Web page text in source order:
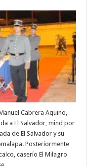
Cabrera Aquino,
a El Salvador, mind por
de El Salvador y su
Posteriormente
caserío El Milagro